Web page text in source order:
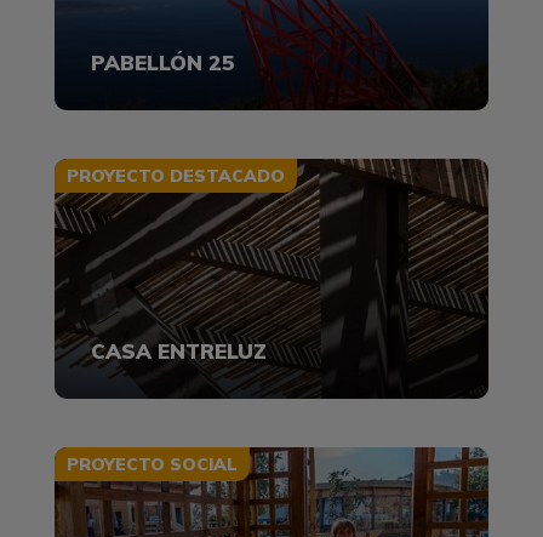
PABELLÓN 25
PROYECTO DESTACADO
CASA ENTRELUZ
PROYECTO SOCIAL